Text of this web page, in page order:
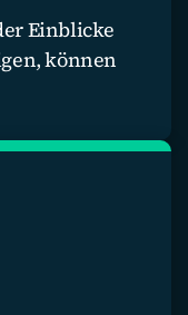
Einblicke
können